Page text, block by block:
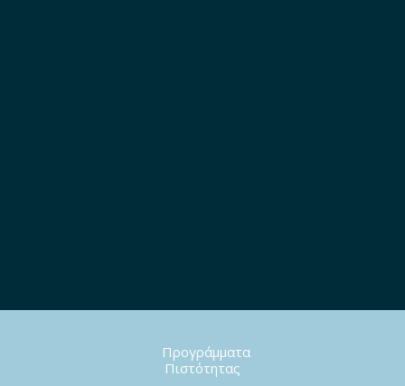
Προγράμματα
Πιστότητας